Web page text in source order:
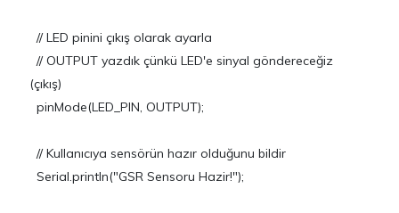
// LED pinini çıkış olarak ayarla
// OUTPUT yazdık çünkü LED'e sinyal göndereceğiz
(çıkış)
pinMode(LED_PIN, OUTPUT);
// Kullanıcıya sensörün hazır olduğunu bildir
Serial.println("GSR Sensoru Hazir!");